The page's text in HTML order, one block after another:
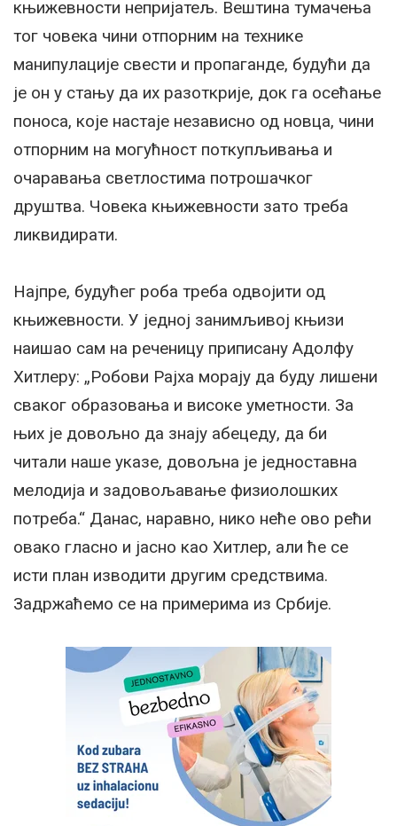
књижевности непријатељ. Вештина тумачења
тог човека чини отпорним на технике
манипулације свести и пропаганде, будући да
је он у стању да их разоткрије, док га осећање
поноса, које настаје независно од новца, чини
отпорним на могућност поткупљивања и
очаравања светлостима потрошачког
друштва. Човека књижевности зато треба
ликвидирати.
Најпре, будућег роба треба одвојити од
књижевности. У једној занимљивој књизи
наишао сам на реченицу приписану Адолфу
Хитлеру: „Робови Рајха морају да буду лишени
сваког образовања и високе уметности. За
њих је довољно да знају абецеду, да би
читали наше указе, довољна је једноставна
мелодија и задовољавање физиолошких
потреба.“ Данас, наравно, нико неће ово рећи
овако гласно и јасно као Хитлер, али ће се
исти план изводити другим средствима.
Задржаћемо се на примерима из Србије.